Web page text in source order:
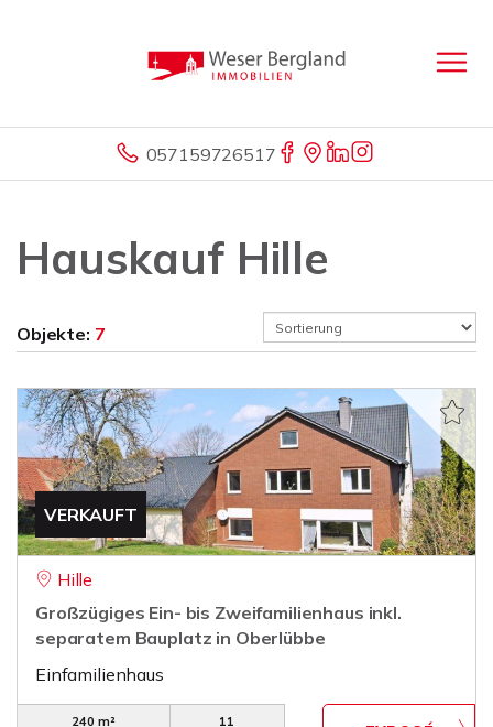
057159726517
Hauskauf Hille
Objekte: 7
VERKAUFT
Hille
Großzügiges Ein- bis Zweifamilienhaus inkl.
separatem Bauplatz in Oberlübbe
Einfamilienhaus
240 m²
11